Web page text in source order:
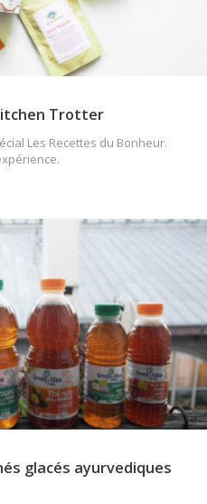
Trotter
Les Recettes du Bonheur.
SUITE
glacés ayurvediques